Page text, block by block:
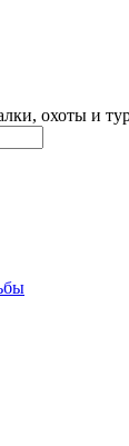
охоты и